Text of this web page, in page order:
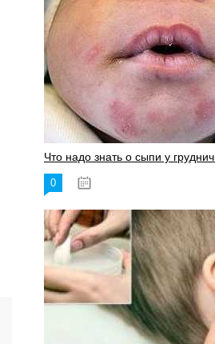
Что надо знать о сыпи у
0